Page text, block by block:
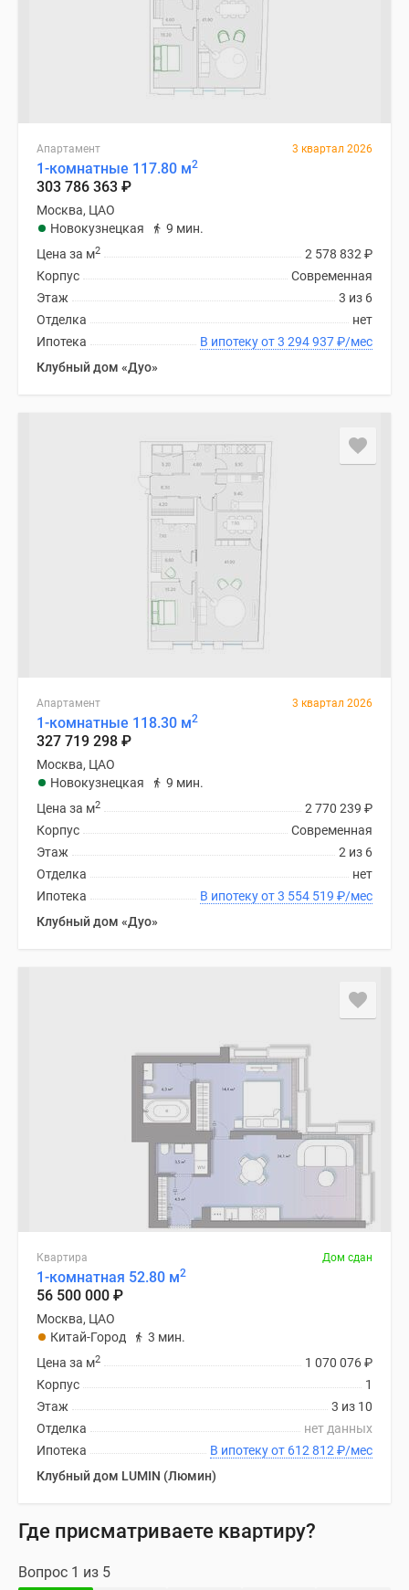
Апартамент 3 квартал 2026
1-комнатные 117.80 м2
303 786 363 ₽
Москва, ЦАО
Новокузнецкая
9 мин.
2 578 832 ₽
Цена за м2
Современная
Корпус
3 из 6
Этаж
нет
Отделка
В ипотеку от 3 294 937₽/мес
Ипотека
Клубный дом «Дуо»
Апартамент 3 квартал 2026
1-комнатные 118.30 м2
327 719 298 ₽
Москва, ЦАО
Новокузнецкая
9 мин.
2 770 239 ₽
Цена за м2
Современная
Корпус
2 из 6
Этаж
нет
Отделка
В ипотеку от 3 554 519 ₽/мес
Ипотека
Клубный дом «Дуо»
Квартира Дом сдан
1-комнатная 52.80 м2
56 500 000 ₽
Москва, ЦАО
Китай-Город
3 мин.
1 070 076₽
Цена за м2
1
Корпус
3 из 10
Этаж
нет данных
Отделка
В ипотеку от 612 812 ₽/мес
Ипотека
Клубный дом LUMIN (Люмин)
Где присматриваете квартиру?
Вопрос 1 из 5